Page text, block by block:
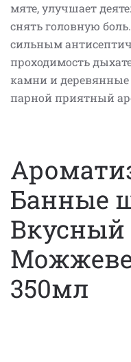
мяте, улучшает
снять головную
сильным
проходимость
камни и деревянные
парной приятный
Банные
Вкусный
350мл